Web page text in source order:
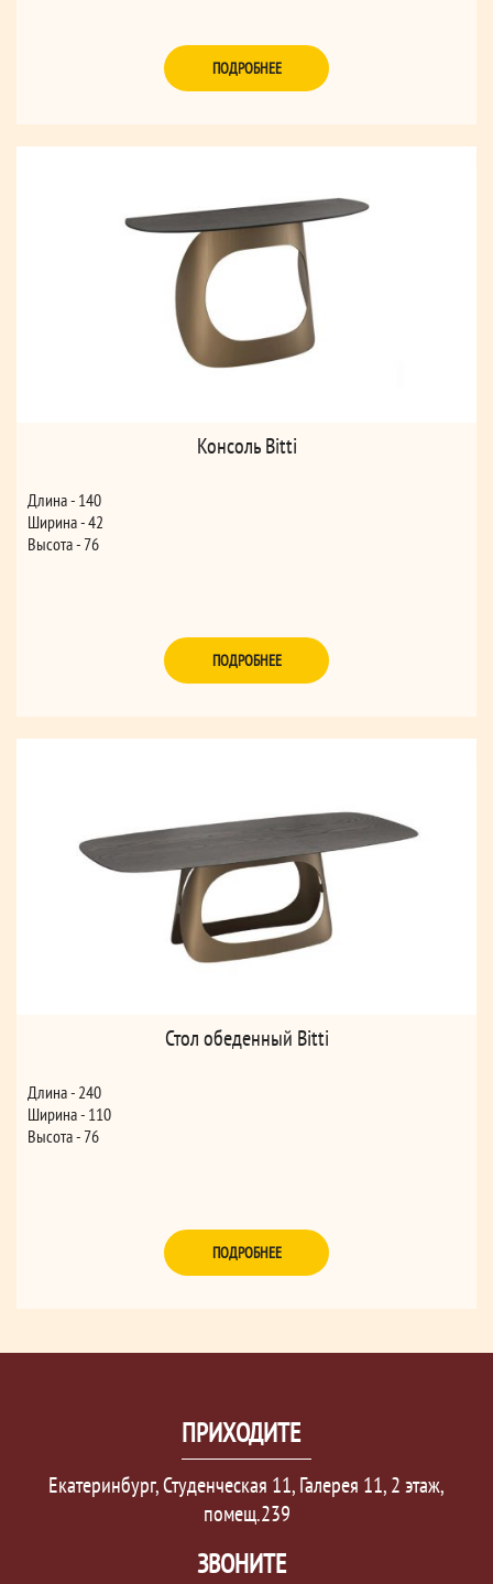
ПОДРОБНЕЕ
Консоль Bitti
Длина - 140
Ширина - 42
Высота - 76
ПОДРОБНЕЕ
Стол обеденный Bitti
Длина - 240
Ширина - 110
Высота - 76
ПОДРОБНЕЕ
ПРИХОДИТЕ
Екатеринбург, Студенческая 11, Галерея 11, 2 этаж,
помещ.239
ЗВОНИТЕ